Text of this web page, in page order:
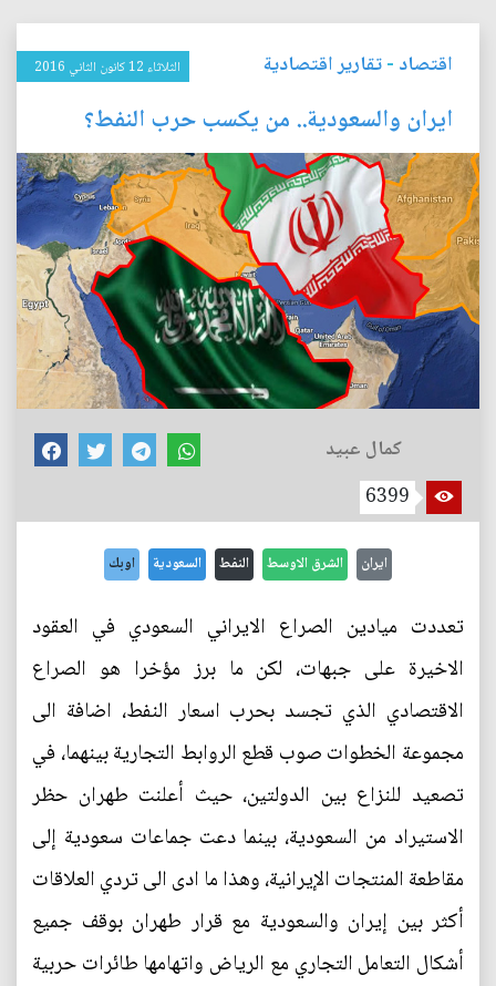
اقتصاد -تقارير اقتصادية الثلاثاء 12 كانون الثاني 2016
ايران والسعودية.. من يكسب حرب النفط؟
كمال عبيد
6399
ايران الشرق الاوسط النفط السعودية اوبك
تعددت ميادين الصراع الايراني السعودي في العقود
الاخيرة على جبهات، لكن ما برز مؤخرا هو الصراع
الاقتصادي الذي تجسد بحرب اسعار النفط، اضافة الى
مجموعة الخطوات صوب قطع الروابط التجارية بينهما، في
تصعيد للنزاع بين الدولتين، حيث أعلنت طهران حظر
الاستيراد من السعودية، بينما دعت جماعات سعودية إلى
مقاطعة المنتجات الإيرانية، وهذا ما ادى الى تردي العلاقات
أكثر بين إيران والسعودية مع قرار طهران بوقف جميع
أشكال التعامل التجاري مع الرياض واتهامها طائرات حربية